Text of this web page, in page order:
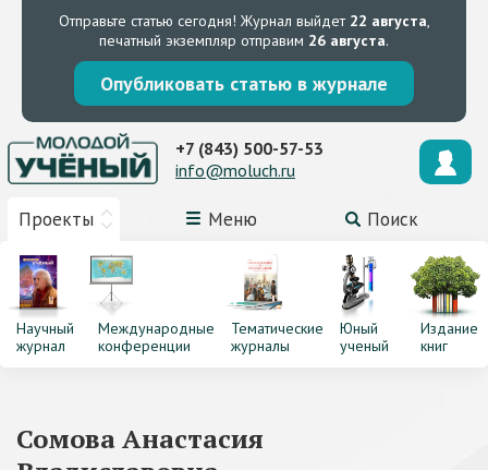
Отправьте статью сегодня! Журнал выйдет 22 августа,
печатный экземпляр отправим 26 августа.
Опубликовать статью в журнале
Проекты Меню Поиск
+7 (843) 500-57-53
info@moluch.ru
Научный
журнал
Международные
конференции
Тематические
журналы
Юный
ученый
Издание
книг
Сомова Анастасия